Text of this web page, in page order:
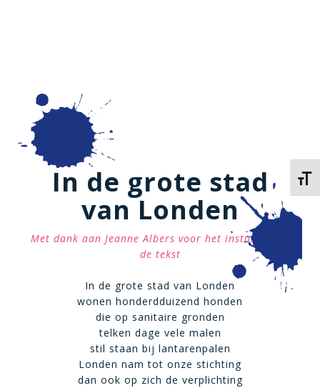
In de grote stad
van Londen
Met dank aan Jeanne Albers voor het insturen van
de tekst
In de grote stad van Londen
wonen honderdduizend honden
die op sanitaire gronden
telken dage vele malen
stil staan bij lantarenpalen
Londen nam tot onze stichting
dan ook op zich de verplichting